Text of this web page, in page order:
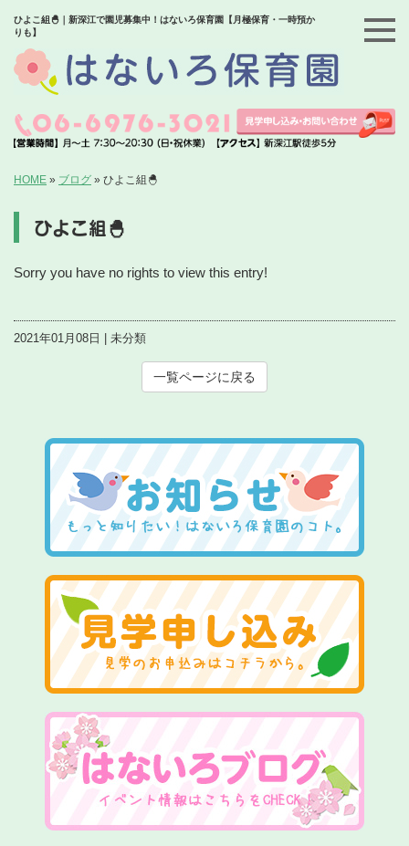
ひよこ組🐣｜新深江で園児募集中！はないろ保育園【月極保育・一時預か
りも】
HOME » ブログ » ひよこ組🐣
ひよこ組🐣
Sorry you have no rights to view this entry!
2021年01月08日 | 未分類
一覧ページに戻る